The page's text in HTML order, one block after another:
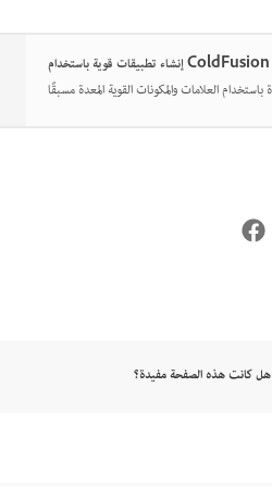
إنشاء تطبيقات قوية باستخدام ColdFusion
هل كانت هذه الصفحة مفيدة؟